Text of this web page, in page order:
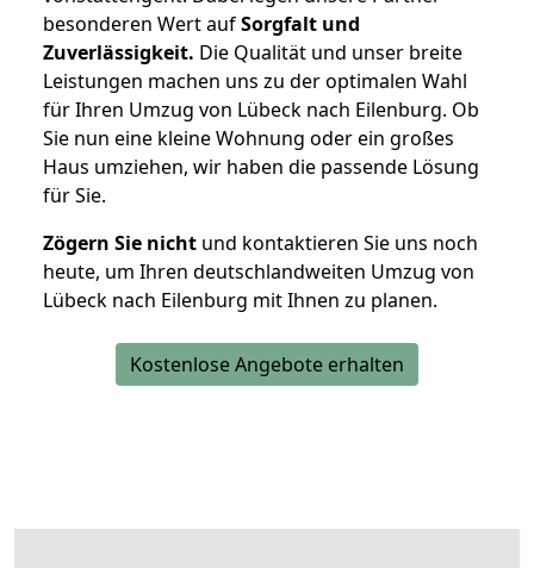
besonderen Wert aufSorgfalt und
Zuverlässigkeit. Die Qualität und unser breite
Leistungen machen uns zu der optimalen Wahl
für Ihren Umzug von Lübeck nach Eilenburg. Ob
Sie nun eine kleine Wohnung oder ein großes
Haus umziehen, wir haben die passende Lösung
für Sie.
Zögern Sie nicht und kontaktieren Sie uns noch
heute, um Ihren deutschlandweiten Umzug von
Lübeck nach Eilenburg mit Ihnen zu planen.
Kostenlose Angebote erhalten